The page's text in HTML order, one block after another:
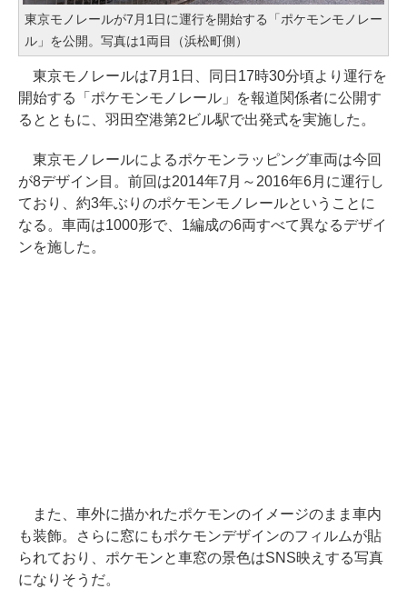
東京モノレールが7月1日に運行を開始する「ポケモンモノレー
ル」を公開。写真は1両目（浜松町側）
東京モノレールは7月1日、同日17時30分頃より運行を
開始する「ポケモンモノレール」を報道関係者に公開す
るとともに、羽田空港第2ビル駅で出発式を実施した。
東京モノレールによるポケモンラッピング車両は今回
が8デザイン目。前回は2014年7月～2016年6月に運行し
ており、約3年ぶりのポケモンモノレールということに
なる。車両は1000形で、1編成の6両すべて異なるデザイ
ンを施した。
また、車外に描かれたポケモンのイメージのまま車内
も装飾。さらに窓にもポケモンデザインのフィルムが貼
られており、ポケモンと車窓の景色はSNS映えする写真
になりそうだ。